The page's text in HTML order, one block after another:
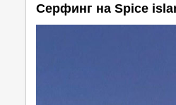
Серфинг на Spice